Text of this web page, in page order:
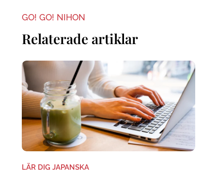
GO! GO! NIHON
Relaterade artiklar
LÄR DIG JAPANSKA